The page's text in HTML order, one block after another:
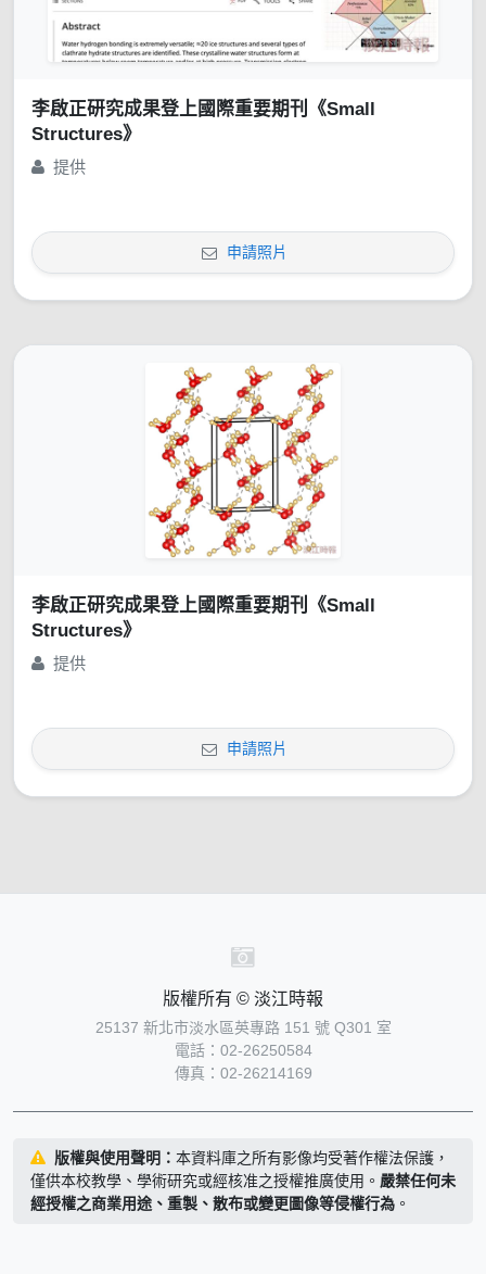
李啟正研究成果登上國際重要期刊《Small
Structures》
提供
申請照片
李啟正研究成果登上國際重要期刊《Small
Structures》
提供
申請照片
版權所有 © 淡江時報
25137 新北市淡水區英專路 151 號 Q301 室
電話：02-26250584
傳真：02-26214169
版權與使用聲明： 本資料庫之所有影像均受著作權法保護，
僅供本校教學、學術研究或經核准之授權推廣使用。 嚴禁任何未
經授權之商業用途、重製、散布或變更圖像等侵權行為 。